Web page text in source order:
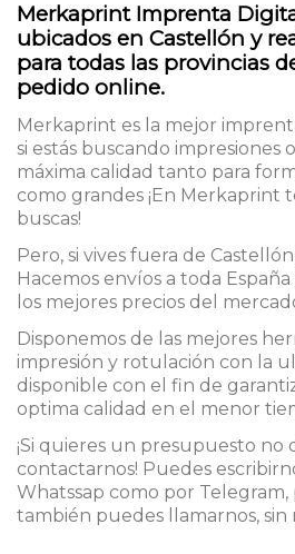
Merkaprint Imprenta
ubicados en Castellón y
para todas las provincias
pedido online.
Merkaprint es la mejor
si estás buscando impresiones
máxima calidad tanto para
como grandes ¡En Merkaprint
buscas!
Pero, si vives fuera de
Hacemos envíos a toda
los mejores precios del
Disponemos de las mejores
impresión y rotulación con la
disponible con el fin de
optima calidad en el menor
¡Si quieres un presupuesto no
contactarnos! Puedes
Whatssap como por
también puedes llamarnos,